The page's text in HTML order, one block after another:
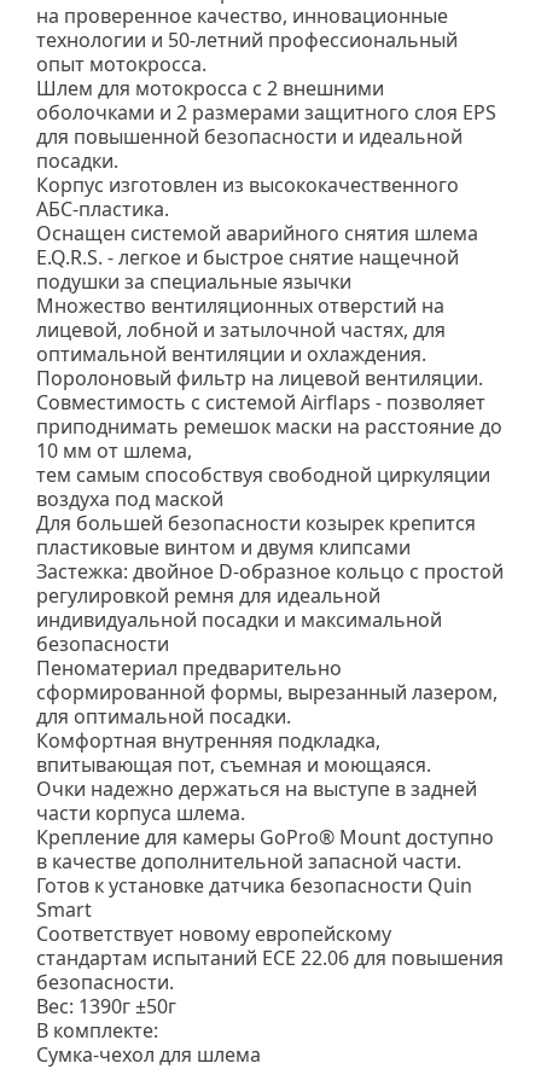
на проверенное качество, инновационные
технологии и 50-летний профессиональный
опыт мотокросса.
Шлем для мотокросса с 2 внешними
оболочками и 2 размерами защитного слоя EPS
для повышенной безопасности и идеальной
посадки.
Корпус изготовлен из высококачественного
АБС-пластика.
Оснащен системой аварийного снятия шлема
E.Q.R.S. - легкое и быстрое снятие нащечной
подушки за специальные язычки
Множество вентиляционных отверстий на
лицевой, лобной и затылочной частях, для
оптимальной вентиляции и охлаждения.
Поролоновый фильтр на лицевой вентиляции.
Совместимость с системой Airflaps - позволяет
приподнимать ремешок маски на расстояние до
10 мм от шлема,
тем самым способствуя свободной циркуляции
воздуха под маской
Для большей безопасности козырек крепится
пластиковые винтом и двумя клипсами
Застежка: двойное D-образное кольцо с простой
регулировкой ремня для идеальной
индивидуальной посадки и максимальной
безопасности
Пеноматериал предварительно
сформированной формы, вырезанный лазером,
для оптимальной посадки.
Комфортная внутренняя подкладка,
впитывающая пот, съемная и моющаяся.
Очки надежно держаться на выступе в задней
части корпуса шлема.
Крепление для камеры GoPro® Mount доступно
в качестве дополнительной запасной части.
Готов к установке датчика безопасности Quin
Smart
Соответствует новому европейскому
стандартам испытаний ECE 22.06 для повышения
безопасности.
Вес: 1390г ±50г
В комплекте:
Сумка-чехол для шлема